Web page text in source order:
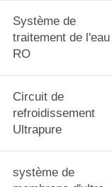
Système de
traitement de
RO
Circuit de
refroidissement
Ultrapure
système de